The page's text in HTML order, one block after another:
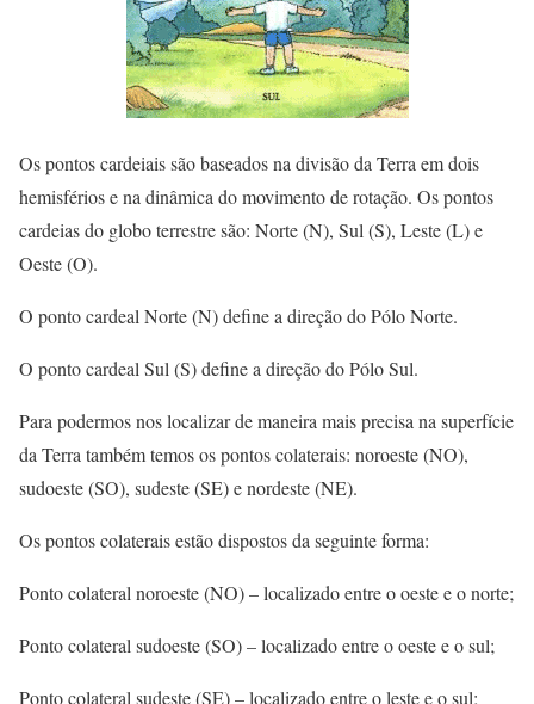
Os pontos cardeiais são baseados na divisão da Terra em dois
hemisférios e na dinâmica do movimento de rotação. Os pontos
cardeias do globo terrestre são: Norte (N), Sul (S), Leste (L) e
Oeste (O).
O ponto cardeal Norte (N) define a direção do Pólo Norte.
O ponto cardeal Sul (S) define a direção do Pólo Sul.
Para podermos nos localizar de maneira mais precisa na superfície
da Terra também temos os pontos colaterais: noroeste (NO),
sudoeste (SO), sudeste (SE) e nordeste (NE).
Os pontos colaterais estão dispostos da seguinte forma:
Ponto colateral noroeste (NO) – localizado entre o oeste e o norte;
Ponto colateral sudoeste (SO) – localizado entre o oeste e o sul;
Ponto colateral sudeste (SE) – localizado entre o leste e o sul;